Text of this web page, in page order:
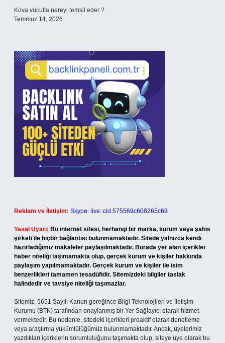
Kova vücutta nereyi temsil eder ?
Temmuz 14, 2026
Reklam ve İletişim: Skype: live:.cid.575569c608265c69
Yasal Uyarı: Bu internet sitesi, herhangi bir marka, kurum veya şahıs
şirketi ile hiçbir bağlantısı bulunmamaktadır. Sitede yalnızca kendi
hazırladığımız makaleler paylaşılmaktadır. Burada yer alan içerikler
haber niteliği taşımamakta olup, gerçek kurum ve kişiler hakkında
paylaşım yapılmamaktadır. Gerçek kurum ve kişiler ile isim
benzerlikleri tamamen tesadüfidir. Sitemizdeki bilgiler taslak
halindedir ve tavsiye niteliği taşımazlar.
Sitemiz, 5651 Sayılı Kanun gereğince Bilgi Teknolojileri ve İletişim
Kurumu (BTK) tarafından onaylanmış bir Yer Sağlayıcı olarak hizmet
vermektedir. Bu nedenle, sitedeki içerikleri proaktif olarak denetleme
veya araştırma yükümlülüğümüz bulunmamaktadır. Ancak, üyelerimiz
yazdıkları içeriklerin sorumluluğunu taşımakta olup, siteye üye olarak bu